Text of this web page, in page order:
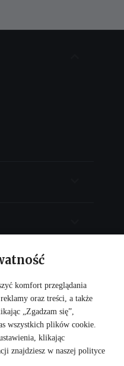
komfort przeglądania
oraz treści, a także
„Zgadzam się”,
wszystkich plików cookie.
klikając
znajdziesz w naszej polityce